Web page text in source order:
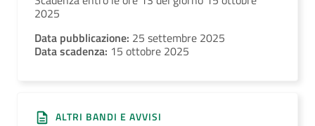
2025
Data pubblicazione: 25 settembre 2025
Data scadenza: 15 ottobre 2025
ALTRI BANDI E AVVISI